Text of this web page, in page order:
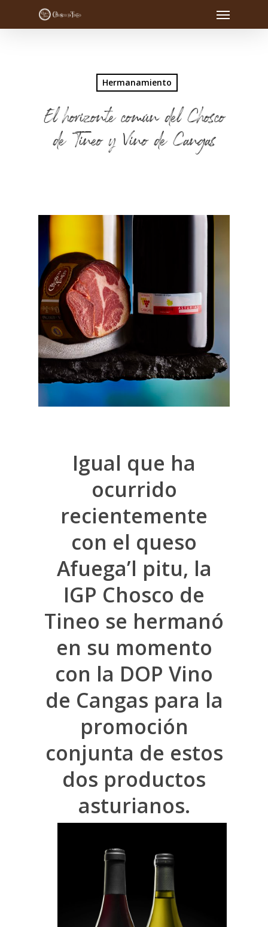
Hermanamiento
El horizonte común del Chosco
de Tineo y Vino de Cangas
Igual que ha
ocurrido
recientemente
con el queso
Afuega’l pitu, la
IGP Chosco de
Tineo se hermanó
en su momento
con la DOP Vino
de Cangas para la
promoción
conjunta de estos
dos productos
asturianos.